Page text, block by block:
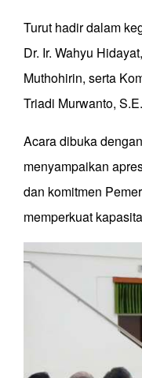
Turut hadir dalam
Dr. Ir. Wahyu
Muthohirin, serta
Triadi Murwanto,
Acara dibuka
menyampaikan
dan komitmen
memperkuat